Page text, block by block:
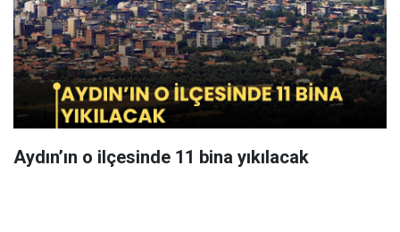
Aydın’ın o ilçesinde 11 bina yıkılacak